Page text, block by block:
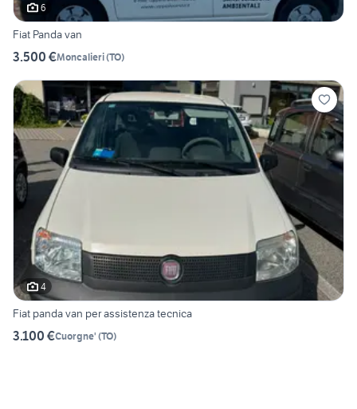
6
Fiat Panda van
3.500 €Moncalieri(TO)
4
Fiat panda van per assistenza tecnica
3.100 €Cuorgne' (TO)